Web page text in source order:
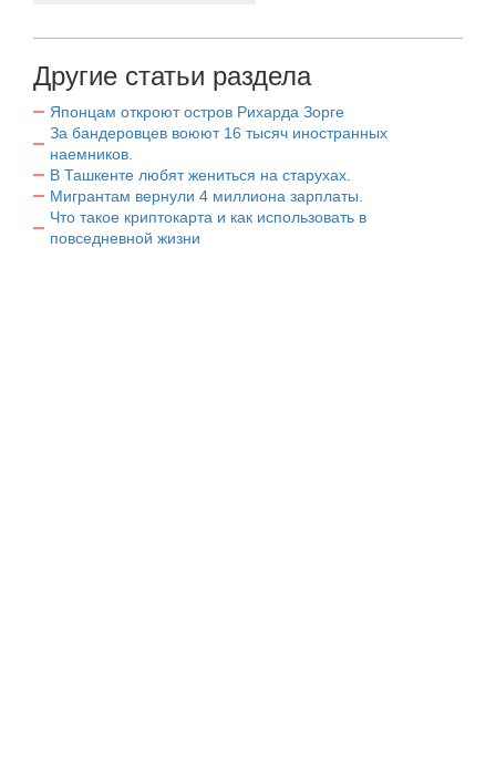
Другие статьи раздела
Японцам откроют остров Рихарда Зорге
За бандеровцев воюют 16 тысяч иностранных
наемников.
В Ташкенте любят жениться на старухах.
Мигрантам вернули 4 миллиона зарплаты.
Что такое криптокарта и как использовать в
повседневной жизни